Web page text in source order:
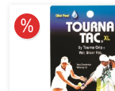
10% obniżone